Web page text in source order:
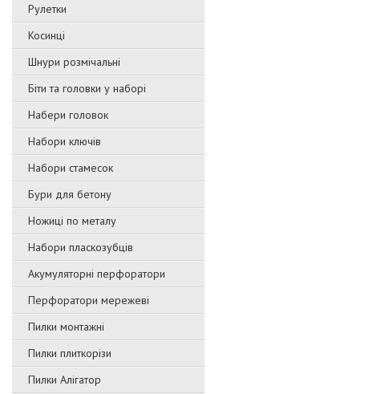
Рулетки
Косинці
Шнури розмічальні
Біти та головки у наборі
Набери головок
Набори ключів
Набори стамесок
Бури для бетону
Ножиці по металу
Набори пласкозубців
Акумуляторні перфоратори
Перфоратори мережеві
Пилки монтажні
Пилки плиткорізи
Пилки Алігатор